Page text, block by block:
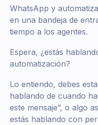
WhatsApp y
en una bandeja de
tiempo a los agentes.
Espera, ¿estás
automatización?
Lo entiendo, debes
hablando de cuando
este mensaje”, o algo
estás hablando con